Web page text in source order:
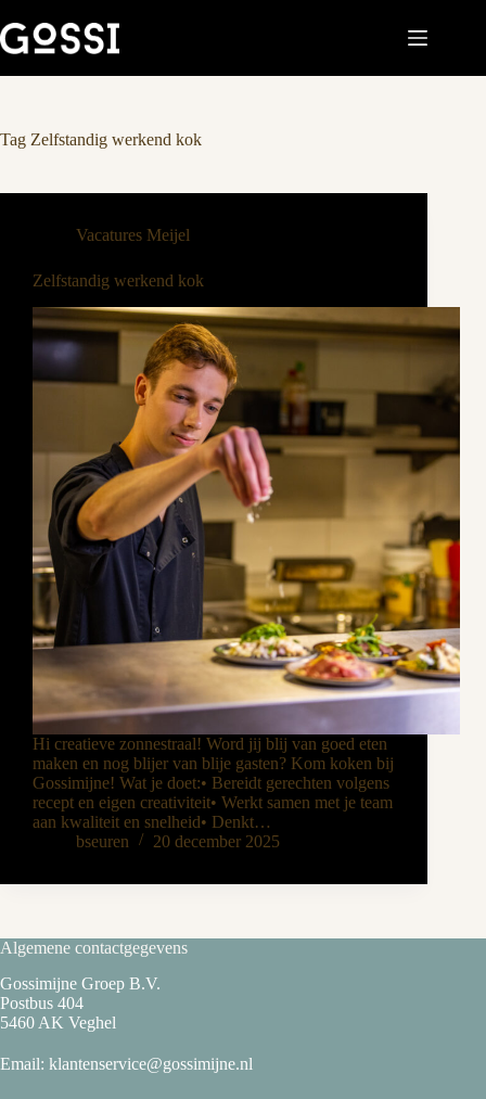
Tag Zelfstandig werkend kok
Vacatures Meijel
Zelfstandig werkend kok
Hi creatieve zonnestraal! Word jij blij van goed eten
maken en nog blijer van blije gasten? Kom koken bij
Gossimijne! Wat je doet:• Bereidt gerechten volgens
recept en eigen creativiteit• Werkt samen met je team
aan kwaliteit en snelheid• Denkt…
bseuren
20 december 2025
Algemene contactgegevens
Gossimijne Groep B.V.
Postbus 404
5460 AK Veghel
Email: klantenservice@gossimijne.nl